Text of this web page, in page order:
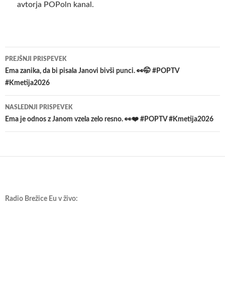
avtorja POPoln kanal.
Krmarjenje
po
prispevkih
PREJŠNJI PRISPEVEK
Ema zanika, da bi pisala Janovi bivši punci. 👀🤭 #POPTV
#Kmetija2026
NASLEDNJI PRISPEVEK
Ema je odnos z Janom vzela zelo resno. 👀❤️ #POPTV #Kmetija2026
Radio Brežice Eu v živo: